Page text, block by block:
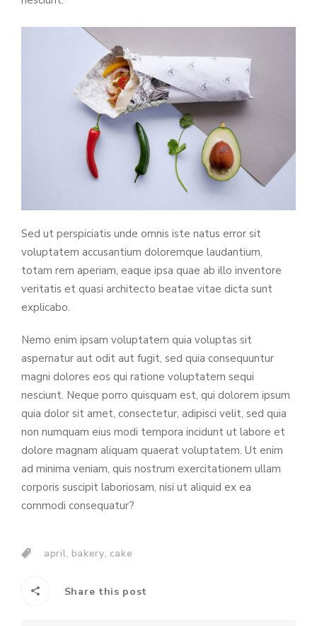
Sed ut perspiciatis unde omnis iste natus error sit
voluptatem accusantium doloremque laudantium,
totam rem aperiam, eaque ipsa quae ab illo inventore
veritatis et quasi architecto beatae vitae dicta sunt
explicabo.
Nemo enim ipsam voluptatem quia voluptas sit
aspernatur aut odit aut fugit, sed quia consequuntur
magni dolores eos qui ratione voluptatem sequi
nesciunt. Neque porro quisquam est, qui dolorem ipsum
quia dolor sit amet, consectetur, adipisci velit, sed quia
non numquam eius modi tempora incidunt ut labore et
dolore magnam aliquam quaerat voluptatem. Ut enim
ad minima veniam, quis nostrum exercitationem ullam
corporis suscipit laboriosam, nisi ut aliquid ex ea
commodi consequatur?
april, bakery, cake
Share this post